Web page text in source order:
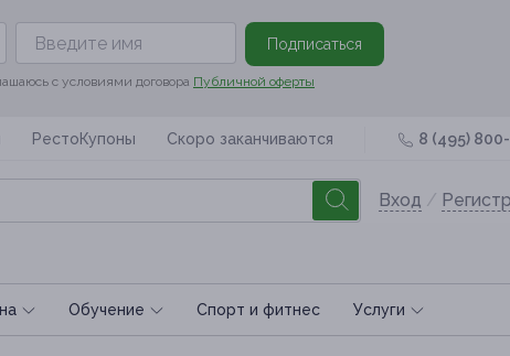
Подписаться
с условиями договора Публичной оферты
РестоКупоны Скоро заканчиваются 8 (495)
Вход /
Обучение Спoрт и фитнес Услуги